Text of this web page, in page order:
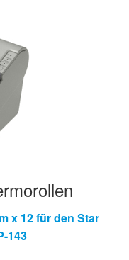
x 12 für den Star
143